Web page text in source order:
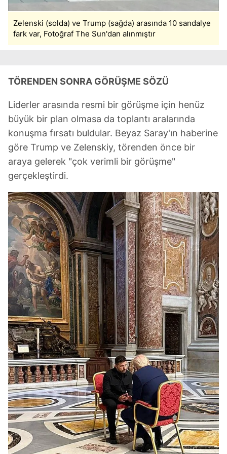
Zelenski (solda) ve Trump (sağda) arasında 10 sandalye
fark var, Fotoğraf The Sun'dan alınmıştır
TÖRENDEN SONRA GÖRÜŞME SÖZÜ
Liderler arasında resmi bir görüşme için henüz
büyük bir plan olmasa da toplantı aralarında
konuşma fırsatı buldular. Beyaz Saray'ın haberine
göre Trump ve Zelenskiy, törenden önce bir
araya gelerek "çok verimli bir görüşme"
gerçekleştirdi.